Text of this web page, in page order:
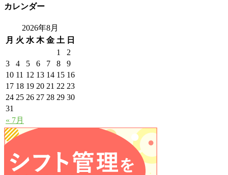
カレンダー
2026年8月
月 火 水 木 金 土 日
« 7月
1
2
3
4 5 6 7 8
9
10 11 12 13 14 15 16
17 18 19 20 21 22 23
24 25 26 27 28 29 30
31